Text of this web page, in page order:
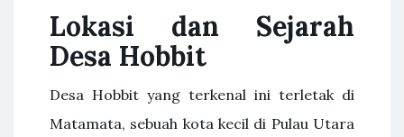
Lokasi dan Sejarah
Desa Hobbit
Desa Hobbit yang terkenal ini terletak di
Matamata, sebuah kota kecil di Pulau Utara